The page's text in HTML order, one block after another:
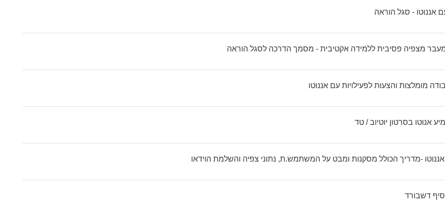
אננוטו - סגל הוראה
מעבר מצפיה פסיבית ללמידה אקטיבית - מסמך הדרכה לסגל הוראה
מומלצות והצעות לפעילויות עם אננוטו
אנוטו בסרטון יוטיוב / טד
-מדריך הכולל מסקנות ומבט על המשתמש.ת, נתוני צפיה והשלמת הוידאו
דשבורד